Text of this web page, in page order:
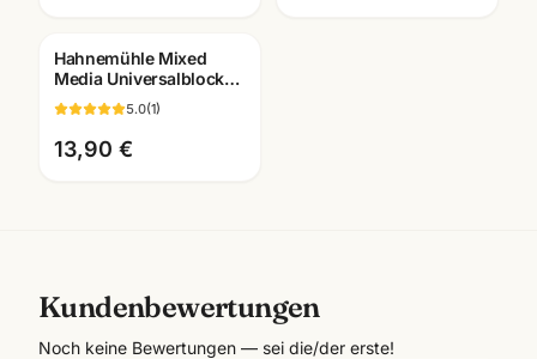
Hahnemühle Mixed
Media Universalblock
A3/A4 · Aquarell Acryl
Gouache · Mannheim
5.0(1)
13,90 €
Kundenbewertungen
Noch keine Bewertungen — sei die/der erste!